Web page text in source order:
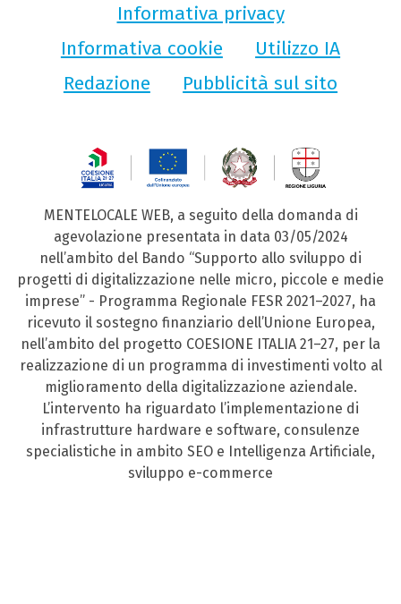
Informativa privacy
Informativa cookie
Utilizzo IA
Redazione
Pubblicità sul sito
MENTELOCALE WEB, a seguito della domanda di
agevolazione presentata in data 03/05/2024
nell’ambito del Bando “Supporto allo sviluppo di
progetti di digitalizzazione nelle micro, piccole e medie
imprese” - Programma Regionale FESR 2021–2027, ha
ricevuto il sostegno finanziario dell’Unione Europea,
nell’ambito del progetto COESIONE ITALIA 21–27, per la
realizzazione di un programma di investimenti volto al
miglioramento della digitalizzazione aziendale.
L’intervento ha riguardato l’implementazione di
infrastrutture hardware e software, consulenze
specialistiche in ambito SEO e Intelligenza Artificiale,
sviluppo e-commerce